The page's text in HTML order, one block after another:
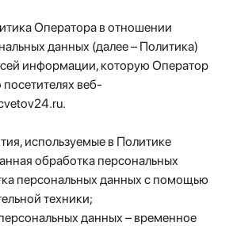
Оператора в отношении
данных (далее – Политика)
информации, которую Оператор
веб-
используемые в Политике
обработка персональных
персональных данных с помощью
техники;
данных – временное